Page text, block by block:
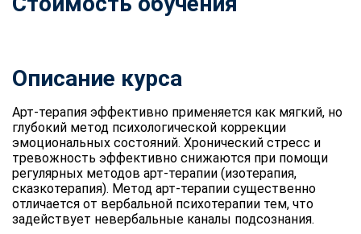
Описание курса
Арт-терапия эффективно применяется как мягкий, но
глубокий метод психологической коррекции
эмоциональных состояний. Хронический стресс и
тревожность эффективно снижаются при помощи
регулярных методов арт-терапии (изотерапия,
сказкотерапия). Метод арт-терапии существенно
отличается от вербальной психотерапии тем, что
задействует невербальные каналы подсознания.